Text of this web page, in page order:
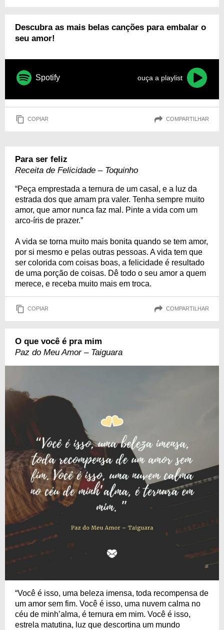
Descubra as mais belas canções para embalar o
seu amor!
Spotify ouça a playlist
COPIAR COMPARTILHAR
Para ser feliz
Receita de Felicidade – Toquinho
“Peça emprestada a ternura de um casal, e a luz da
estrada dos que amam pra valer. Tenha sempre muito
amor, que amor nunca faz mal. Pinte a vida com um
arco-íris de prazer.”
A vida se torna muito mais bonita quando se tem amor,
por si mesmo e pelas outras pessoas. A vida tem que
ser colorida com coisas boas, a felicidade é resultado
de uma porção de coisas. Dê todo o seu amor a quem
merece, e receba muito mais em troca.
COPIAR COMPARTILHAR
O que você é pra mim
Paz do Meu Amor – Taiguara
“Você é isso, uma beleza imensa, toda recompensa de
um amor sem fim. Você é isso, uma nuvem calma no
céu de minh’alma, é ternura em mim. Você é isso,
estrela matutina, luz que descortina um mundo